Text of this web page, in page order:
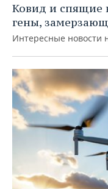
Ковид и спящие
гены,
Интересные новости